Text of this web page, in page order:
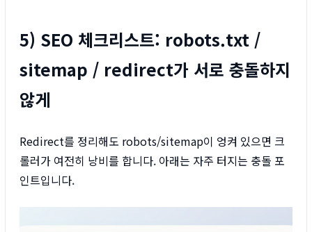
5) SEO 체크리스트: robots.txt /
sitemap / redirect가 서로 충돌하지
않게
Redirect를 정리해도 robots/sitemap이 엉켜 있으면 크
롤러가 여전히 낭비를 합니다. 아래는 자주 터지는 충돌 포
인트입니다.